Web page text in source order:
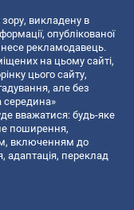
зору, викладену в
опублікованої
несе рекламодавець.
на цьому сайті,
цього сайту,
але без
середина»
вважатися: будь-яке
поширення,
включенням до
адаптація, переклад